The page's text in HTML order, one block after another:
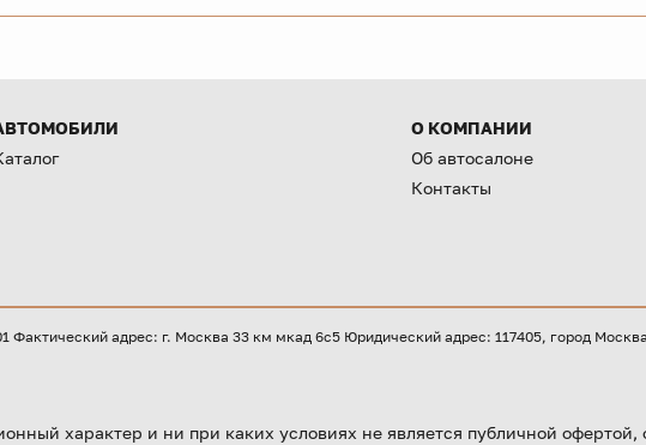
О КОМПАНИИ
Об автосалоне
Контакты
адрес: г. Москва 33 км мкад 6с5 Юридический адрес: 117405, город
характер и ни при каких условиях не является публичной